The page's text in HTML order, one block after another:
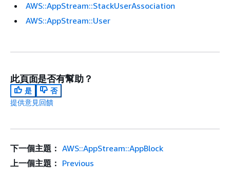
AWS::AppStream::StackUserAssociation
AWS::AppStream::User
此頁面是否有幫助？
是
否
提供意見回饋
下一個主題： AWS::AppStream::AppBlock
上一個主題： Previous